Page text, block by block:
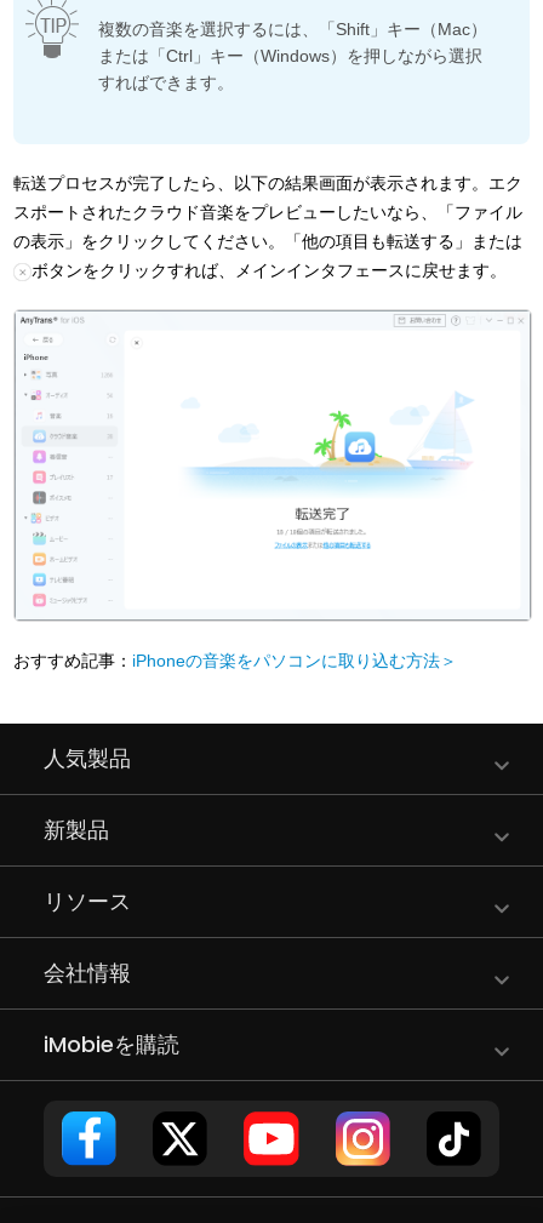
複数の音楽を選択するには、「Shift」キー（Mac）
または「Ctrl」キー（Windows）を押しながら選択
すればできます。
転送プロセスが完了したら、以下の結果画面が表示されます。エク
スポートされたクラウド音楽をプレビューしたいなら、「ファイル
の表示」をクリックしてください。「他の項目も転送する」または
ボタンをクリックすれば、メインインタフェースに戻せます。
おすすめ記事： iPhoneの音楽をパソコンに取り込む方法＞
人気製品
新製品
リソース
会社情報
iMobieを購読